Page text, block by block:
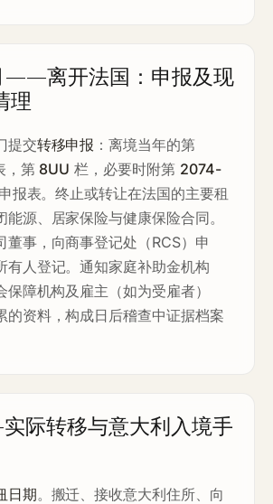
——离开法国：申报及现
理
提交转移申报 ：离境当年的第
，第 8UU 栏，必要时附第 2074-
报表。终止或转让在法国的主要租
源、居家保险与健康保险合同。
董事，向商事登记处（RCS）申
有人登记。通知家庭补助金机构
保障机构及雇主（如为受雇者）
资料，构成日后稽查中证据档案
际转移与意大利入境手
日期。搬迁、接收意大利住所、向